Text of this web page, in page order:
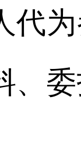
代
、